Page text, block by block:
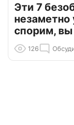
Эти 7
спорим,
126